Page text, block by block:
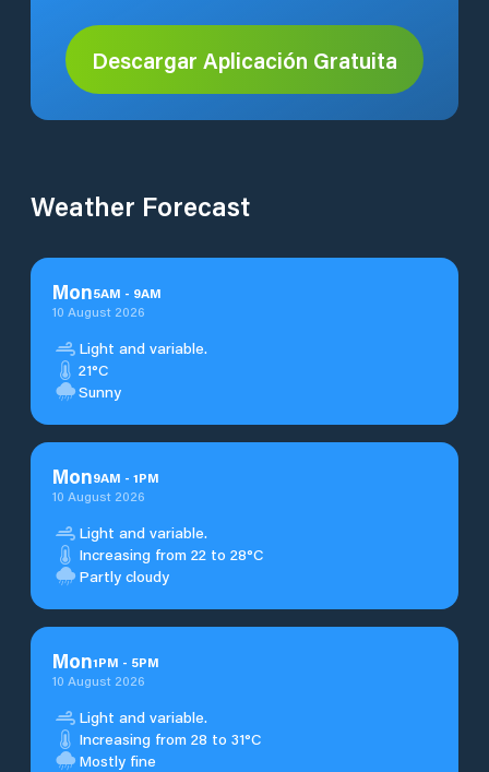
Descargar Aplicación Gratuita
Weather Forecast
Mon5AM - 9AM
10 August 2026
Light and variable.
21°C
Sunny
Mon9AM - 1PM
10 August 2026
Light and variable.
Increasing from 22 to 28°C
Partly cloudy
Mon1PM - 5PM
10 August 2026
Light and variable.
Increasing from 28 to 31°C
Mostly fine